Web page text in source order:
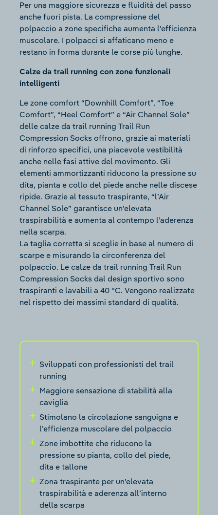
Per una maggiore sicurezza e fluidità del passo
anche fuori pista. La compressione del
polpaccio a zone specifiche aumenta l’efficienza
muscolare. I polpacci si affaticano meno e
restano in forma durante le corse più lunghe.
Calze da trail running con zone funzionali
intelligenti
Le zone comfort “Downhill Comfort”, “Toe
Comfort”, “Heel Comfort” e “Air Channel Sole”
delle calze da trail running Trail Run
Compression Socks offrono, grazie ai materiali
di rinforzo specifici, una piacevole vestibilità
anche nelle fasi attive del movimento. Gli
elementi ammortizzanti riducono la pressione su
dita, pianta e collo del piede anche nelle discese
ripide. Grazie al tessuto traspirante, “l’Air
Channel Sole” garantisce un’elevata
traspirabilità e aumenta al contempo l’aderenza
nella scarpa.
La taglia corretta si sceglie in base al numero di
scarpe e misurando la circonferenza del
polpaccio. Le calze da trail running Trail Run
Compression Socks dal design sportivo sono
traspiranti e lavabili a 40 °C. Vengono realizzate
nel rispetto dei massimi standard di qualità.
Sviluppati con professionisti del trail
running
Maggiore sensazione di stabilità alla
caviglia
Stimolano la circolazione sanguigna e
l’efficienza muscolare del polpaccio
Zone imbottite che riducono la
pressione su pianta, collo del piede,
dita e tallone
Zona traspirante per un’elevata
traspirabilità e aderenza all’interno
della scarpa